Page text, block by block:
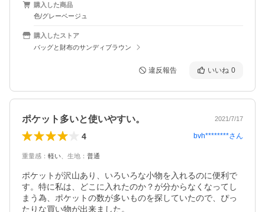
購入した商品
色/グレーベージュ
購入したストア
バッグと財布のサンディブラウン
違反報告 いいね 0
ポケット多いと使いやすい。 2021/7/17
4 bvh********さん
重量感 ： 軽い 生地 ： 普通
ポケットが沢山あり、いろいろな小物を入れるのに便利で
す。特に私は、どこに入れたのか？が分からなくなってし
まう為、ポケットの数が多いものを探していたので、ぴっ
たりな買い物が出来ました。